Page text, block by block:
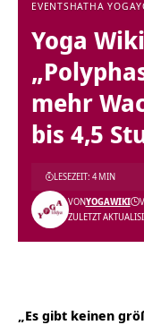
EVENTSHATHA YOGA
Yoga
mehr
bis 4,5
ZULETZT
VONYOGAWIKI
LESEZEIT: 4 MIN
„Es gibt keinen